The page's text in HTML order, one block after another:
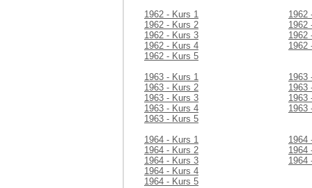
1962
1962
1962
1962
1963
1963
1963
1963
1964
1964
1964
1962 - Kurs 1
1962 - Kurs 2
1962 - Kurs 3
1962 - Kurs 4
1962 - Kurs 5
1963 - Kurs 1
1963 - Kurs 2
1963 - Kurs 3
1963 - Kurs 4
1963 - Kurs 5
1964 - Kurs 1
1964 - Kurs 2
1964 - Kurs 3
1964 - Kurs 4
1964 - Kurs 5